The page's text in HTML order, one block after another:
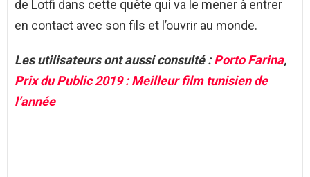
de Lotfi dans cette quête qui va le mener à entrer
en contact avec son fils et l’ouvrir au monde.
Les utilisateurs ont aussi consulté :Porto Farina,
Prix du Public 2019 : Meilleur film tunisien de
l’année